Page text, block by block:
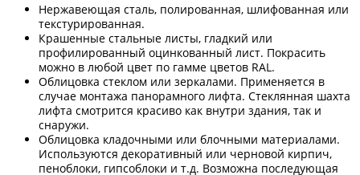
Нержавеющая сталь, полированная, шлифованная или
текстурированная.
Крашенные стальные листы, гладкий или
профилированный оцинкованный лист. Покрасить
можно в любой цвет по гамме цветов RAL.
Облицовка стеклом или зеркалами. Применяется в
случае монтажа панорамного лифта. Стеклянная шахта
лифта смотрится красиво как внутри здания, так и
снаружи.
Облицовка кладочными или блочными материалами.
Используются декоративный или черновой кирпич,
пеноблоки, гипсоблоки и т.д. Возможна последующая